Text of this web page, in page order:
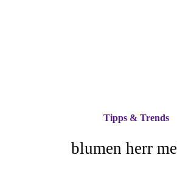
blumen herr
Tipps & Trends